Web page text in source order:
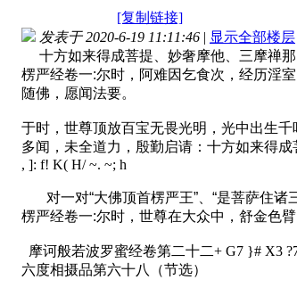
[复制链接]
发表于 2020-6-19 11:11:46 | 显示全部楼层
十方如来得成菩提、妙奢摩他、三摩禅那
楞严经卷一:尔时，阿难因乞食次，经历淫
随佛，愿闻法要。
于时，世尊顶放百宝无畏光明，光中出生
多闻，未全道力，殷勤启请：十方如来得
, ]: f! K( H/ ~. ~; h
对一对“大佛顶首楞严王”、“是菩萨住诸
楞严经卷一:尔时，世尊在大众中，舒金色
摩诃般若波罗蜜经卷第二十二+ G7 }# X3
六度相摄品第六十八（节选）